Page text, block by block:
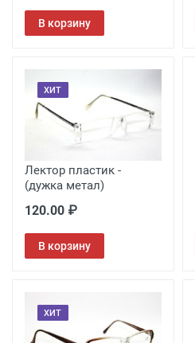
В корзину
ХИТ
Лектор пластик -
(дужка метал)
120.00 ₽
В корзину
ХИТ